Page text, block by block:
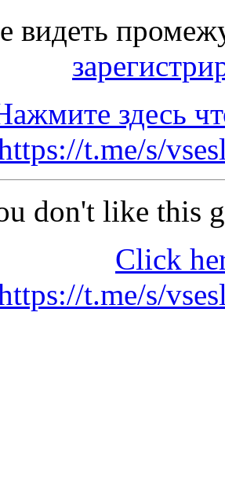
видеть
здесь
t.me/s/
don't like this
Click
t.me/s/